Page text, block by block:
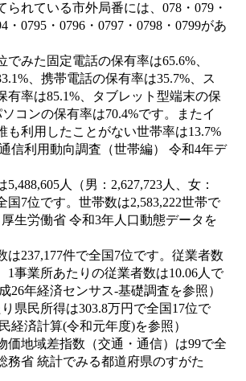
られている市外局番には、078・079・
・0795・0796・0797・0798・0799があ
でみた固定電話の保有率は65.6%、
、携帯電話の保有率は35.7%、ス
有率は85.1%、タブレット型端末の保
コンの保有率は70.4%です。またイ
も利用したことがない世帯率は13.7%
信利用動向調査（世帯編） 令和4年デ
人（男：2,627,723人、女：
国7位です。世帯数は2,583,222世帯で
生労働省 令和3年人口動態データを
は237,177件で全国7位です。従業者数
1事業所あたりの従業者数は10.06人で
26年経済センサス‐基礎調査を参照）
県民所得は303.8万円で全国17位で
経済計算(令和元年度)を参照）
価地域差指数（交通・通信）は99で全
務省 統計でみる都道府県のすがた